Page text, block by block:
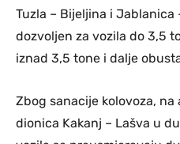
Tuzla – Bijeljina i Jablanica
dozvoljen za vozila do 3,5
iznad 3,5 tone i dalje
Zbog sanacije kolovoza,
dionica Kakanj – Lašva u